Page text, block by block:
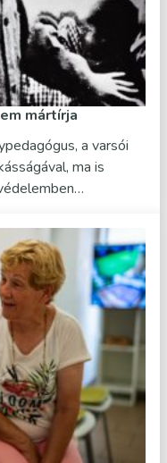
mártírja
a varsói
ma is